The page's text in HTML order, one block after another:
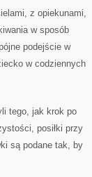
z opiekunami,
w sposób
podejście w
w codziennych
tego, jak krok po
posiłki przy
są podane tak, by